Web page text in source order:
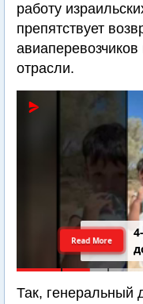
работу
препятствует
отрасли.
Read More
Так, генеральный